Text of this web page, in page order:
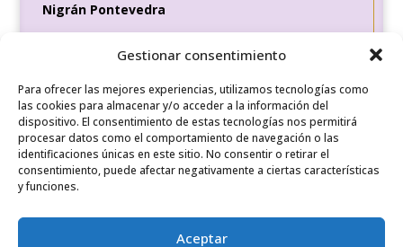
Gestionar consentimiento
Para ofrecer las mejores experiencias, utilizamos tecnologías como
las cookies para almacenar y/o acceder a la información del
dispositivo. El consentimiento de estas tecnologías nos permitirá
procesar datos como el comportamiento de navegación o las
identificaciones únicas en este sitio. No consentir o retirar el
consentimiento, puede afectar negativamente a ciertas características
y funciones.
Aceptar
Nigrán Pontevedra
36370
Tel de contacto
649 35 56 83
REDES SOCIALES